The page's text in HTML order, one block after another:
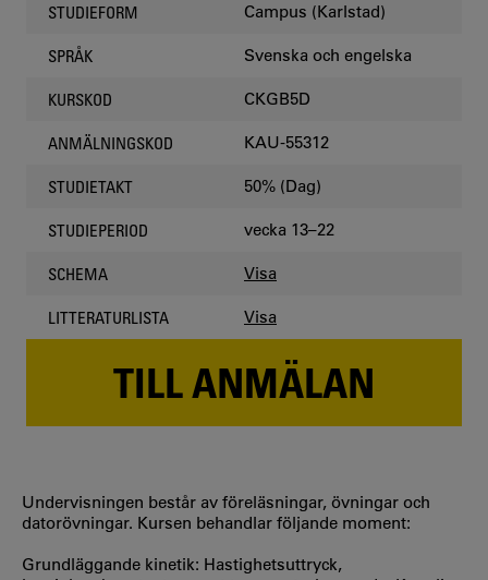
STUDIEFORM Campus (Karlstad)
SPRÅK Svenska och engelska
KURSKOD CKGB5D
ANMÄLNINGSKOD KAU-55312
STUDIETAKT 50% (Dag)
STUDIEPERIOD vecka 13–22
SCHEMA Visa
LITTERATURLISTA Visa
TILL ANMÄLAN
Undervisningen består av föreläsningar, övningar och
datorövningar. Kursen behandlar följande moment:
Grundläggande kinetik: Hastighetsuttryck,